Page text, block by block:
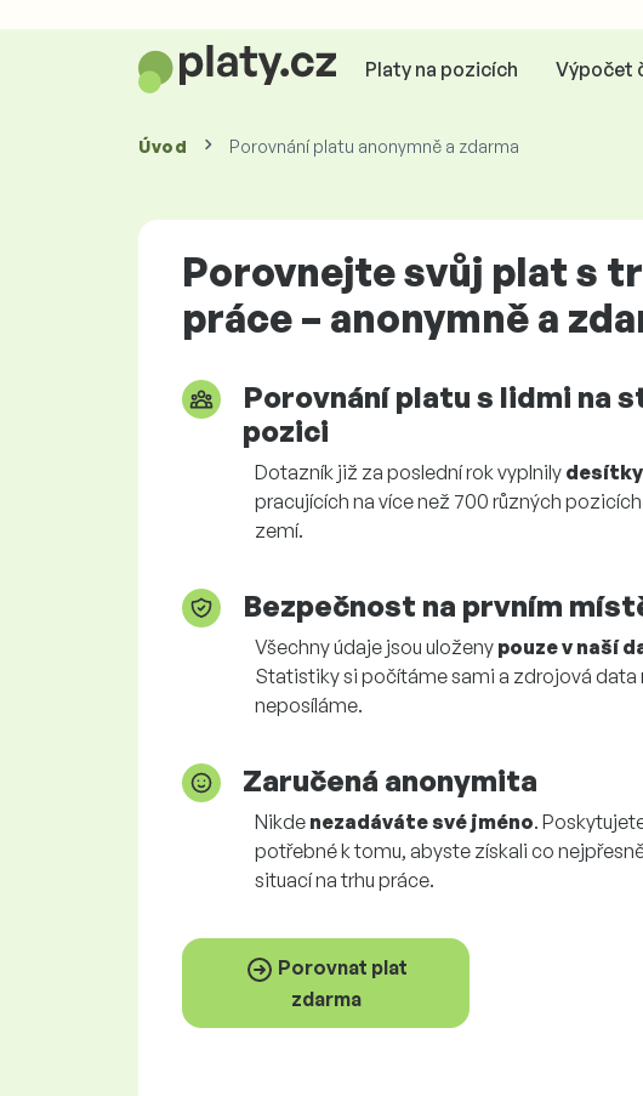
Platy na pozicích Výpočet
Úvod Porovnání platu anonymně a zdarma
Porovnejte svůj plat s
práce – anonymně a
Porovnání platu s lidmi na
pozici
Dotazník již za poslední rok vyplnily
pracujících na více než 700 různých
zemí.
Bezpečnost na prvním
Všechny údaje jsou uloženy pouze v naší
Statistiky si počítáme sami a zdrojová data
neposíláme.
Zaručená anonymita
Nikde nezadáváte své jméno.
potřebné k tomu, abyste získali co
situací na trhu práce.
Porovnat plat
zdarma